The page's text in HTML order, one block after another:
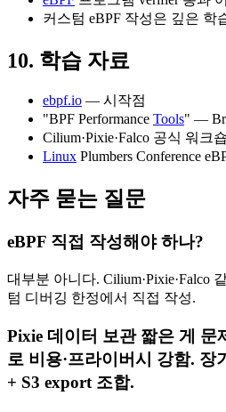
커스텀 eBPF 작성은 깊은 학
10. 학습 자료
ebpf.io — 시작점
"BPF Performance Tools" —
Cilium·Pixie·Falco 공식 워크숍
Linux Plumbers Conference
자주 묻는 질문
eBPF 직접 작성해야 하나?
대부분 아니다. Cilium·Pixie·Falco
텀 디버깅 한정에서 직접 작성.
Pixie 데이터 보관 짧은 게 문
로 비용·프라이버시 강함. 장
+ S3 export 조합.